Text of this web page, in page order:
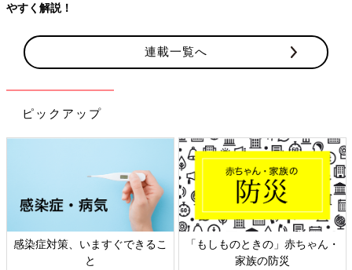
連載一覧へ
ピックアップ
のときの」赤ちゃん・
日本外来小児科学会リーフレッ
六星占